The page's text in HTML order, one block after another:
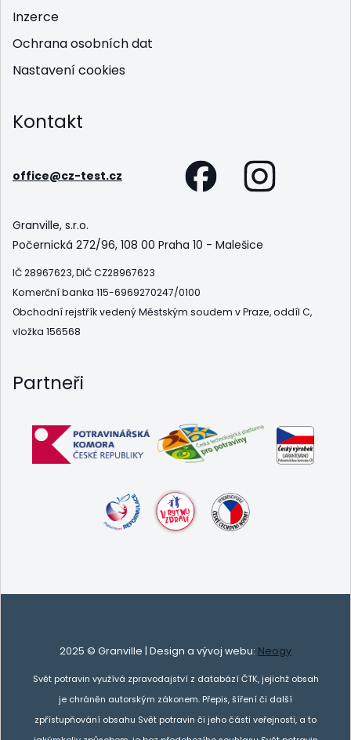
Inzerce
Ochrana osobních dat
Nastavení cookies
Kontakt
office@cz-test.cz
Granville, s.r.o.
Počernická 272/96, 108 00 Praha 10 - Malešice
IČ 28967623, DIČ CZ28967623
Komerční banka 115-6969270247/0100
Obchodní rejstřík vedený Městským soudem v Praze, oddíl C,
vložka 156568
Partneři
2025 © Granville | Design a vývoj webu: Neogy
Svět potravin využívá zpravodajství z databází ČTK, jejichž obsah
je chráněn autorským zákonem. Přepis, šíření či další
zpřístupňování obsahu Svět potravin či jeho části veřejnosti, a to